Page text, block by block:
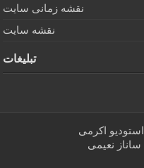
نقشه زمانی سایت
نقشه سایت
تبلیغات
استودیو اکرمی
ساناز نعیمی